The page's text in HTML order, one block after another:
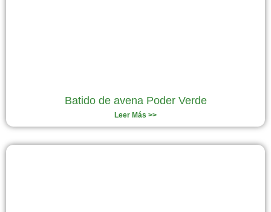
Batido de avena Poder Verde
Leer Más >>